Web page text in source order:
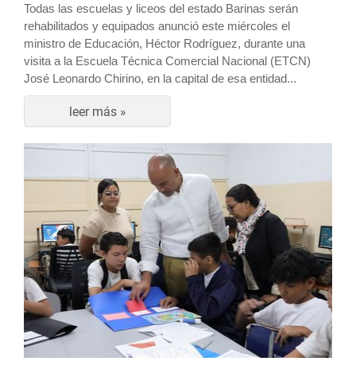
Todas las escuelas y liceos del estado Barinas serán
rehabilitados y equipados anunció este miércoles el
ministro de Educación, Héctor Rodríguez, durante una
visita a la Escuela Técnica Comercial Nacional (ETCN)
José Leonardo Chirino, en la capital de esa entidad...
leer más »